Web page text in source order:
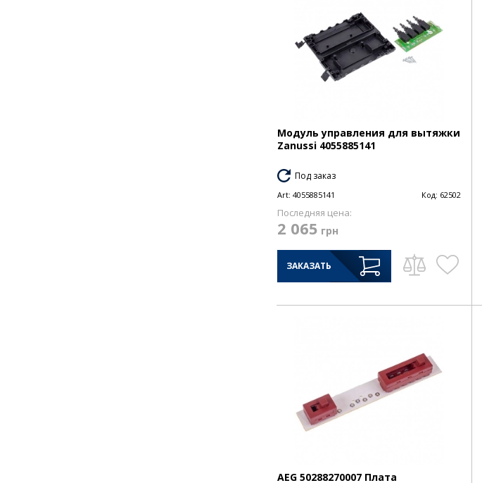
Модуль управления для вытяжки
Zanussi 4055885141
Под заказ
Art: 4055885141 Код: 62502
Последняя цена:
2 065 грн
ЗАКАЗАТЬ
AEG 50288270007 Плата